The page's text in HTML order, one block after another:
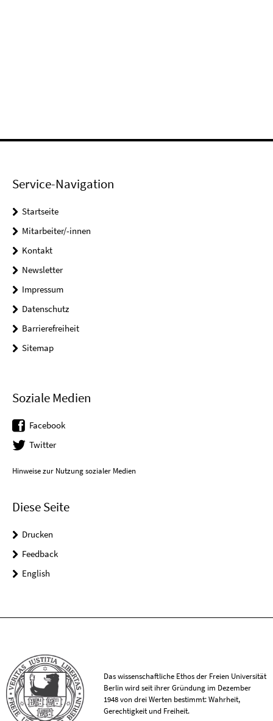
Service-Navigation
Startseite
Mitarbeiter/-innen
Kontakt
Newsletter
Impressum
Datenschutz
Barrierefreiheit
Sitemap
Soziale Medien
Facebook
Twitter
Hinweise zur Nutzung sozialer Medien
Diese Seite
Drucken
Feedback
English
Das wissenschaftliche Ethos der Freien Universität
Berlin wird seit ihrer Gründung im Dezember
1948 von drei Werten bestimmt: Wahrheit,
Gerechtigkeit und Freiheit.